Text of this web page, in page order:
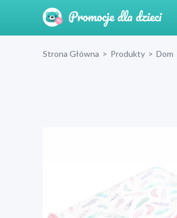
Strona Główna > Produkty > Dom